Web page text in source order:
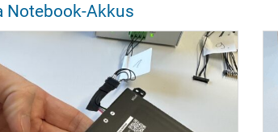
Notebook-Akkus